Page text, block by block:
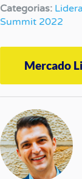
Categorias:
Summit 2022
Mercado